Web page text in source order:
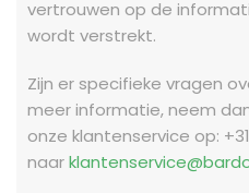
vertrouwen op de
wordt verstrekt.
Zijn er specifieke vragen
meer informatie, neem
onze klantenservice op:
naar